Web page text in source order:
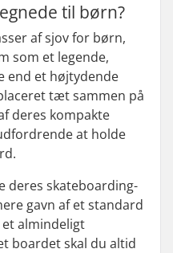
til børn?
af sjov for børn,
som et legende,
end et højtydende
tæt sammen på
deres kompakte
at holde
deres skateboarding-
gavn af et standard
almindeligt
boardet skal du altid